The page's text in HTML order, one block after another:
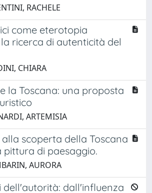
RACHELE
come eterotopia
ricerca di autenticità del
CHIARA
la Toscana: una proposta
ARTEMISIA
alla scoperta della Toscana
di paesaggio.
AURORA
dell'autorità: dall'influenza